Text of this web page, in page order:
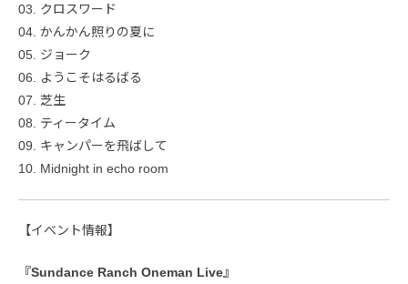
03. クロスワード
04. かんかん照りの夏に
05. ジョーク
06. ようこそはるばる
07. 芝生
08. ティータイム
09. キャンパーを飛ばして
10. Midnight in echo room
【イベント情報】
『Sundance Ranch Oneman Live』